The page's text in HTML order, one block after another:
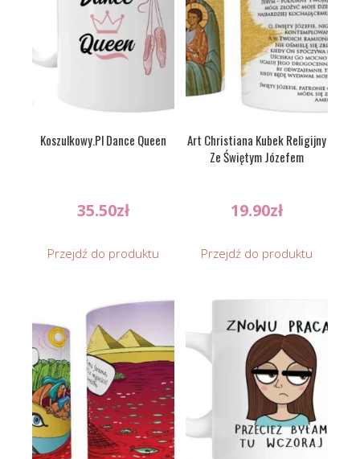
Koszulkowy.Pl Dance Queen
35.50zł
Przejdź do produktu
Art Christiana Kubek Religijny
Ze Świętym Józefem
19.90zł
Przejdź do produktu